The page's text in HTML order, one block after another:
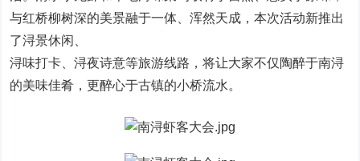
与红桥柳树深的美景融于一体、浑然天成，本次活动新推出
了浔景休闲、
浔味打卡、浔夜诗意等旅游线路，将让大家不仅陶醉于南浔
的美味佳肴，更醉心于古镇的小桥流水。